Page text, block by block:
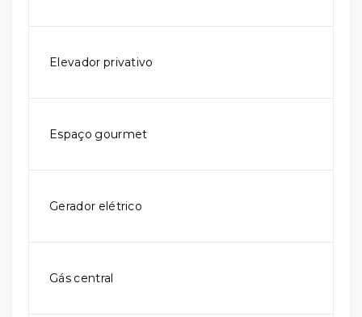
Elevador privativo
Espaço gourmet
Gerador elétrico
Gás central